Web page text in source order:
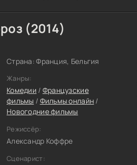
(2014)
Страна: Франция, Бельгия
Жанры:
Комедии / Французские
фильмы / Фильмы онлайн /
Новогодние фильмы
Режиссёр:
Александр Коффре
Сценарист: